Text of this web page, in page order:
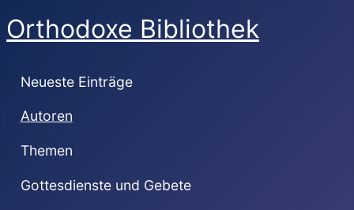
Orthodoxe Bibliothek
Neueste Einträge
Autoren
Themen
Gottesdienste und Gebete